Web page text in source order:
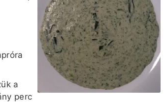
a
perc